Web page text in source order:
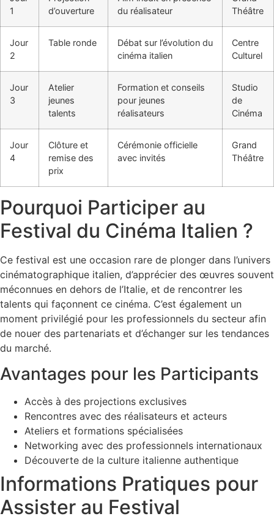
1
d’ouverture
du réalisateur
Théâtre
Jour
2
Table ronde
Débat sur l’évolution du
cinéma italien
Centre
Culturel
Jour
3
Atelier
jeunes
talents
Formation et conseils
pour jeunes
réalisateurs
Studio
de
Cinéma
Jour
4
Clôture et
remise des
prix
Cérémonie officielle
avec invités
Grand
Théâtre
Pourquoi Participer au
Festival du Cinéma Italien ?
Ce festival est une occasion rare de plonger dans l’univers
cinématographique italien, d’apprécier des œuvres souvent
méconnues en dehors de l’Italie, et de rencontrer les
talents qui façonnent ce cinéma. C’est également un
moment privilégié pour les professionnels du secteur afin
de nouer des partenariats et d’échanger sur les tendances
du marché.
Avantages pour les Participants
Accès à des projections exclusives
Rencontres avec des réalisateurs et acteurs
Ateliers et formations spécialisées
Networking avec des professionnels internationaux
Découverte de la culture italienne authentique
Informations Pratiques pour
Assister au Festival